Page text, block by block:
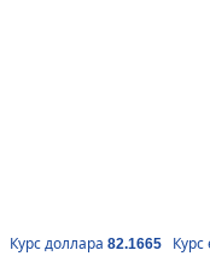
Курс доллара 82.1665 Курс